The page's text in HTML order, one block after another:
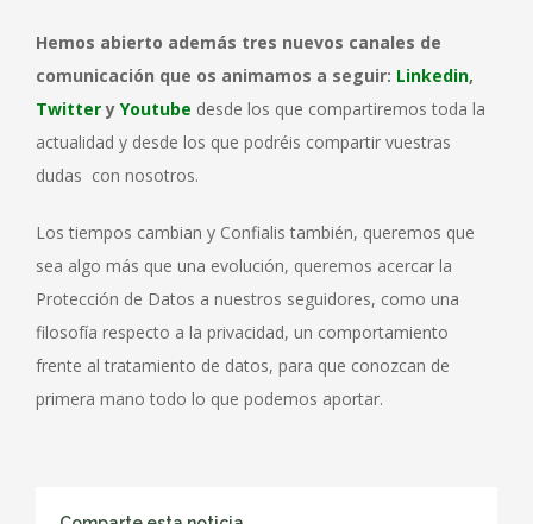
Hemos abierto además tres nuevos canales de
comunicación que os animamos a seguir: Linkedin,
Twittery Youtube desde los que compartiremos toda la
actualidad y desde los que podréis compartir vuestras
dudas con nosotros.
Los tiempos cambian y Confialis también, queremos que
sea algo más que una evolución, queremos acercar la
Protección de Datos a nuestros seguidores, como una
filosofía respecto a la privacidad, un comportamiento
frente al tratamiento de datos, para que conozcan de
primera mano todo lo que podemos aportar.